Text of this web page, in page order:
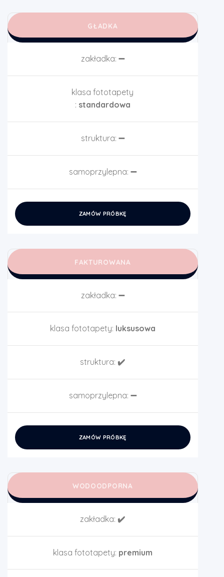
GŁADKA
zakładka: ➖
klasa fototapety
: standardowa
struktura: ➖
samoprzylepna: ➖
ZAMÓW PRÓBKĘ
FAKTUROWANA
zakładka: ➖
klasa fototapety: luksusowa
struktura: ✔️
samoprzylepna: ➖
ZAMÓW PRÓBKĘ
WODOODPORNA
zakładka: ✔️
klasa fototapety: premium